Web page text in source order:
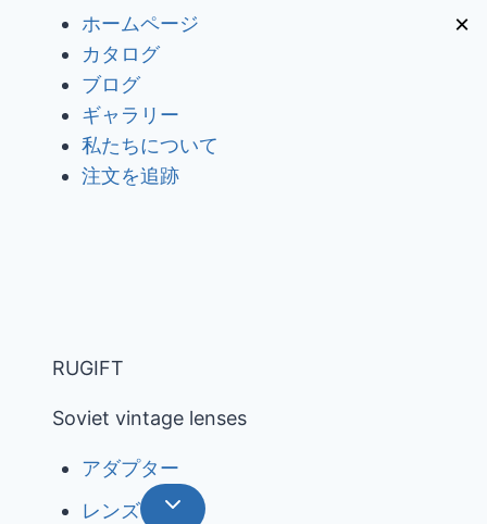
ホームページ
カタログ
ブログ
ギャラリー
私たちについて
注文を追跡
RUGIFT
Soviet vintage lenses
アダプター
レンズ
×